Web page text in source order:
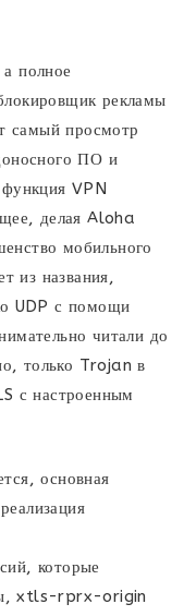
полное
рекламы
самый просмотр
ПО и
VPN
делая Aloha
мобильного
из названия,
UDP с помощи
читали до
только Trojan в
с настроенным
основная
которые
xtls-rprx-origin